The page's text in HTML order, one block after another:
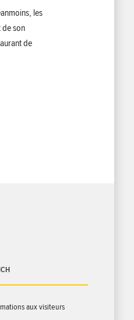
les
de son
de
aux visiteurs